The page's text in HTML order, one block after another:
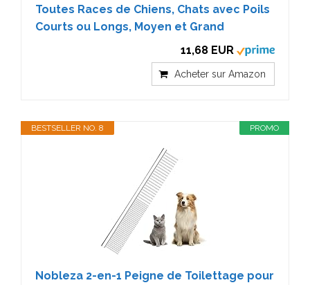
Toutes Races de Chiens, Chats avec Poils
Courts ou Longs, Moyen et Grand
11,68 EUR
Acheter sur Amazon
PROMO
BESTSELLER NO. 8
Nobleza 2-en-1 Peigne de Toilettage pour